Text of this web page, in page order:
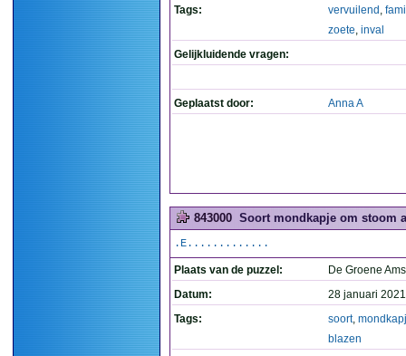
Tags: vervuilend ,
zoete, inval
Gelijkluidende vragen:
Geplaatst door: Anna A
843000 Soort mondkapje om stoom
.E.............
Plaats van de puzzel:
De Groene
Datum:
28 januari
Tags:
soort,
blazen